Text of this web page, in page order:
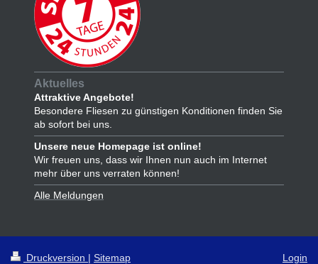
Aktuelles
Attraktive Angebote!
Besondere Fliesen zu günstigen Konditionen finden Sie
ab sofort bei uns.
Unsere neue Homepage ist online!
Wir freuen uns, dass wir Ihnen nun auch im Internet
mehr über uns verraten können!
Alle Meldungen
Druckversion | Sitemap Login